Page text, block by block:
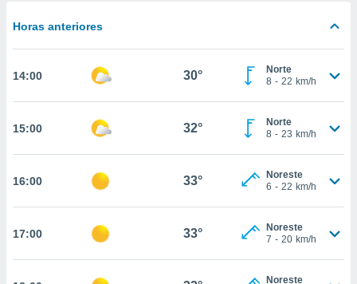
la
nuestros
Horas anteriores
14:00 30°
Norte
8 - 22 km/h
15:00 32°
Norte
8 - 23 km/h
16:00 33°
Noreste
6 - 22 km/h
17:00 33°
Noreste
7 - 20 km/h
Noreste